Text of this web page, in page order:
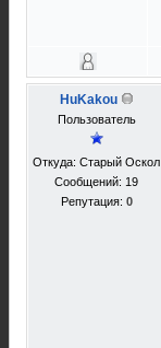
HuKakou
Пользователь
Откуда: Старый Оскол
Сообщений: 19
Репутация: 0